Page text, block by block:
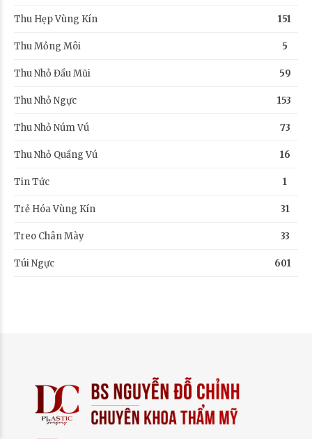
Thu Hẹp Vùng Kín 151
Thu Mỏng Môi 5
Thu Nhỏ Đầu Mũi 59
Thu Nhỏ Ngực 153
Thu Nhỏ Núm Vú 73
Thu Nhỏ Quầng Vú 16
Tin Tức 1
Trẻ Hóa Vùng Kín 31
Treo Chân Mày 33
Túi Ngực 601